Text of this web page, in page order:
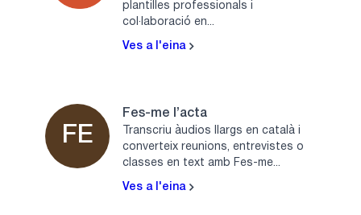
plantilles professionals i
col·laboració en...
Ves a l'eina
FE
Fes-me l’acta
Transcriu àudios llargs en català i
converteix reunions, entrevistes o
classes en text amb Fes-me...
Ves a l'eina